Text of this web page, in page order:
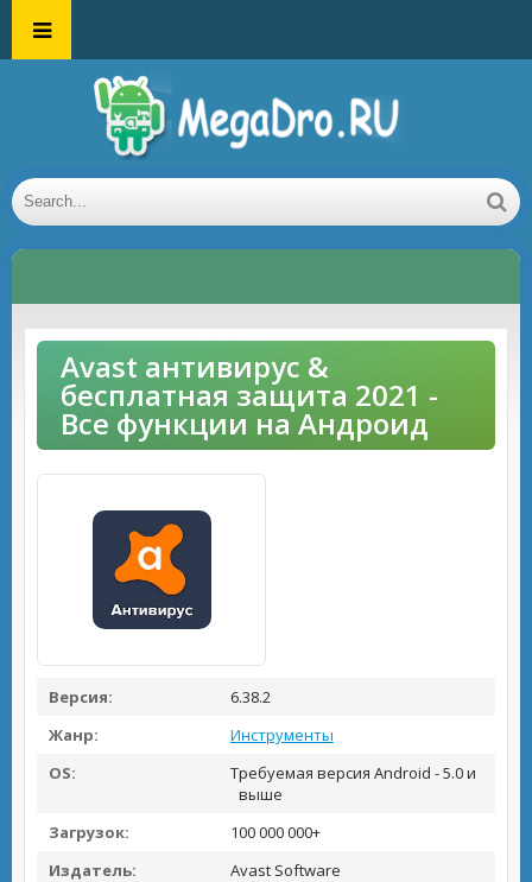
Avast антивирус &
бесплатная защита 2021 -
Все функции на Андроид
Версия:
6.38.2
Жанр:
Инструменты
OS:
Требуемая версия Android - 5.0 и
выше
Загрузок:
100 000 000+
Издатель:
Avast Software